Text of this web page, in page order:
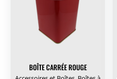
BOÎTE CARRÉE ROUGE